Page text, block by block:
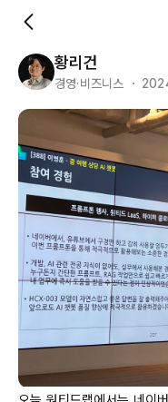
황리건
경영·비즈니스 ・